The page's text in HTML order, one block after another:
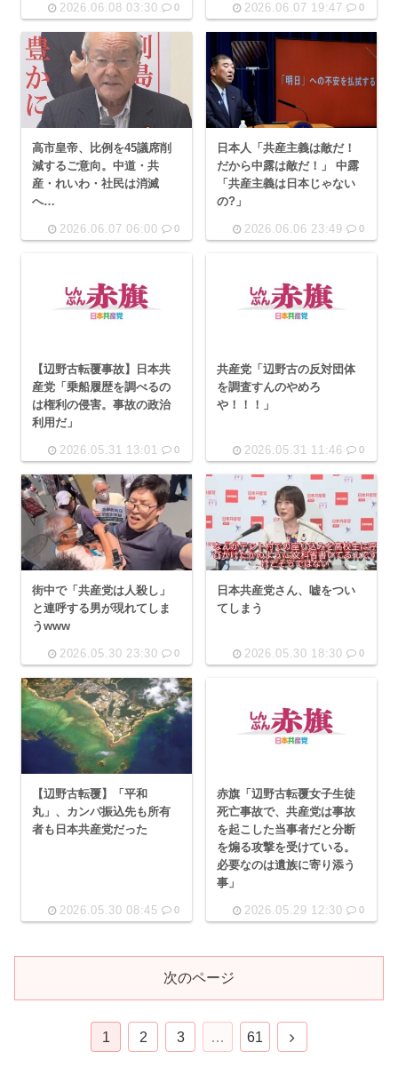
2026.06.08 03:30 0 2026.06.07 19:47 0
高市皇帝、比例を45議席削
減するご意向。中道・共
産・れいわ・社民は消滅
へ…
2026.06.07 06:00 0
日本人「共産主義は敵だ！
だから中露は敵だ！」 中露
「共産主義は日本じゃない
の?」
2026.06.06 23:49 0
【辺野古転覆事故】日本共
産党「乗船履歴を調べるの
は権利の侵害。事故の政治
利用だ」
2026.05.31 13:01 0
共産党「辺野古の反対団体
を調査すんのやめろ
や！！！」
2026.05.31 11:46 0
街中で「共産党は人殺し」
と連呼する男が現れてしま
うwww
2026.05.30 23:30 0
日本共産党さん、嘘をつい
てしまう
2026.05.30 18:30 0
【辺野古転覆】「平和
丸」、カンパ振込先も所有
者も日本共産党だった
2026.05.30 08:45 0
赤旗「辺野古転覆女子生徒
死亡事故で、共産党は事故
を起こした当事者だと分断
を煽る攻撃を受けている。
必要なのは遺族に寄り添う
事」
2026.05.29 12:30 0
次のページ
1 2 3 … 61
次